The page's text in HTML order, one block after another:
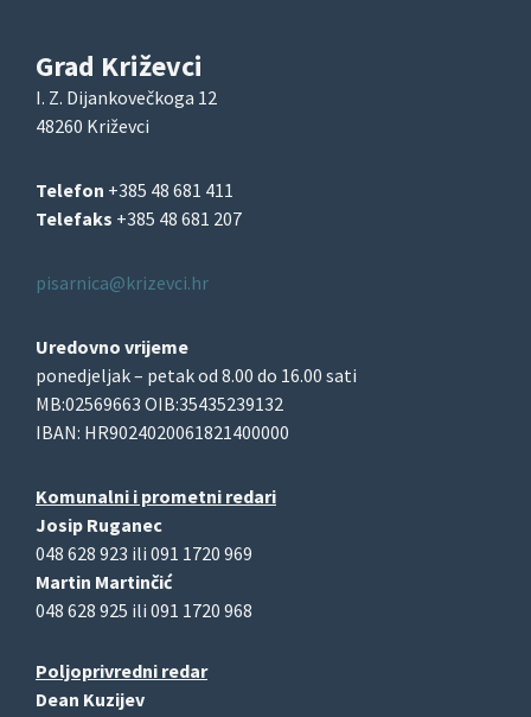
Grad Križevci
I. Z. Dijankovečkoga 12
48260 Križevci
Telefon +385 48 681 411
Telefaks +385 48 681 207
pisarnica@krizevci.hr
Uredovno vrijeme
ponedjeljak – petak od 8.00 do 16.00 sati
MB:02569663 OIB:35435239132
IBAN: HR9024020061821400000
Komunalni i prometni redari
Josip Ruganec
048 628 923 ili 091 1720 969
Martin Martinčić
048 628 925 ili 091 1720 968
Poljoprivredni redar
Dean Kuzijev